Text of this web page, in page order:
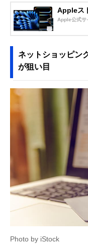
Appleス
Apple公式サ
ネットショッピン
が狙い目
Photo by iStock